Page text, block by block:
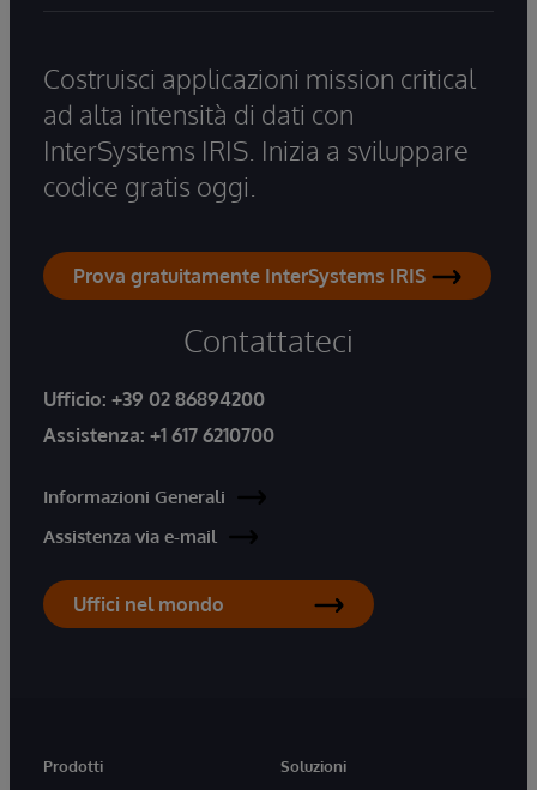
Costruisci applicazioni mission critical
ad alta intensità di dati con
InterSystems IRIS. Inizia a sviluppare
codice gratis oggi.
Prova gratuitamente InterSystems IRIS
Contattateci
Ufficio: +39 02 86894200
Assistenza: +1 617 6210700
Informazioni Generali
Assistenza via e-mail
Uffici nel mondo
Prodotti
Soluzioni